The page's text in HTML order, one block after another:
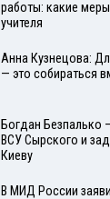
работы: какие
учителя
Анна Кузнецова:
— это собираться
Богдан Безпалько
ВСУ Сырского и
Киеву
В МИД России